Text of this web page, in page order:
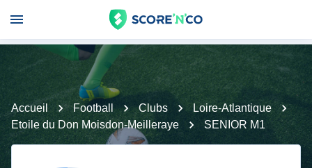
Accueil Football Clubs
Loire-Atlantique
Etoile du Don Moisdon-Meilleraye
SENIOR M1